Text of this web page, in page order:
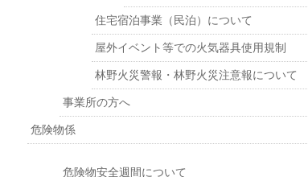
住宅宿泊事業（民泊）について
屋外イベント等での火気器具使用規制
林野火災警報・林野火災注意報について
事業所の方へ
危険物係
危険物安全週間について